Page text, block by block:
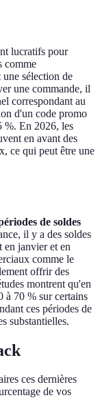
lucratifs pour
comme
sélection de
une commande, il
correspondant au
d'un code promo
%. En 2026, les
en avant des
ce qui peut être une
de soldes
il y a des soldes
en janvier et en
comme le
offrir des
montrent qu'en
à 70 % sur certains
ces périodes de
substantielles.
ces dernières
de vos